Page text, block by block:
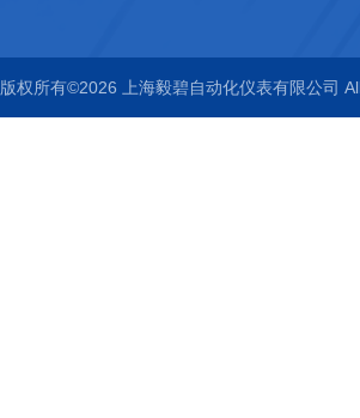
版权所有©2026 上海毅碧自动化仪表有限公司